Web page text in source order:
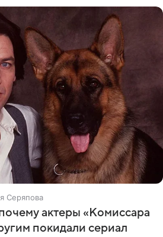
Серяпова
почему актеры «Комиссара
покидали сериал